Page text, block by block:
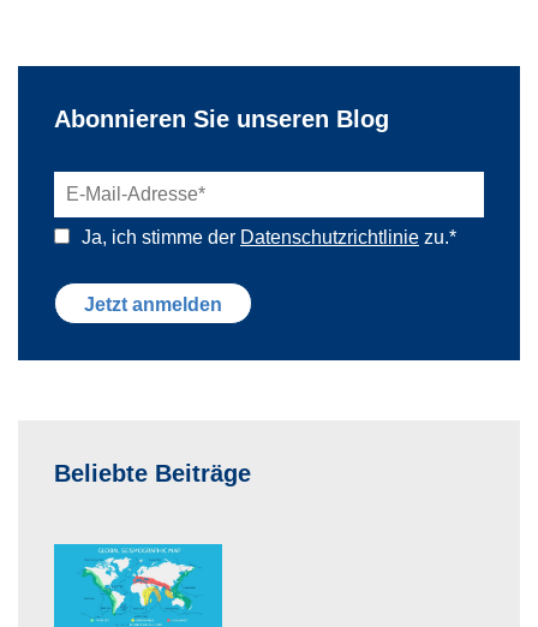
Abonnieren Sie unseren Blog
Ja, ich stimme der Datenschutzrichtlinie zu.*
Beliebte Beiträge